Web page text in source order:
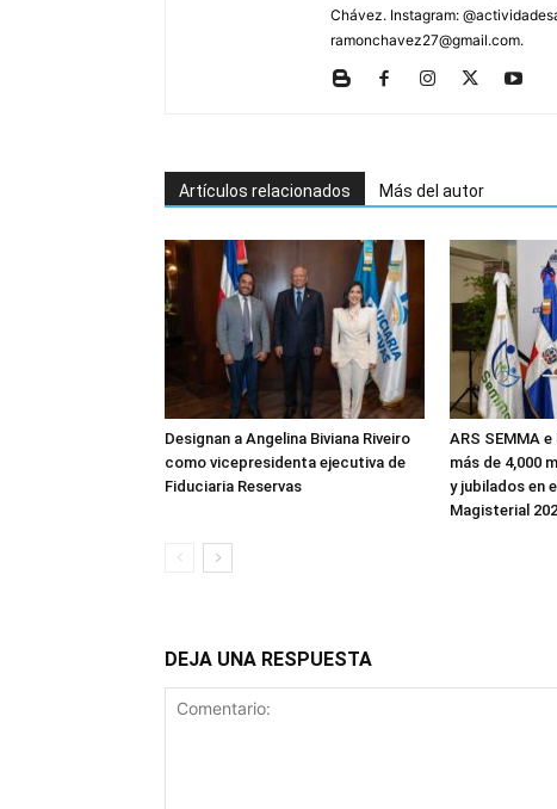
Chávez. Instagram:
ramonchavez27@gmail.com.
Artículos relacionados Más del autor
Designan a Angelina Biviana Riveiro
como vicepresidenta ejecutiva de
Fiduciaria Reservas
ARS SEMMA
más de 4,000
y jubilados en
Magisterial
DEJA UNA RESPUESTA